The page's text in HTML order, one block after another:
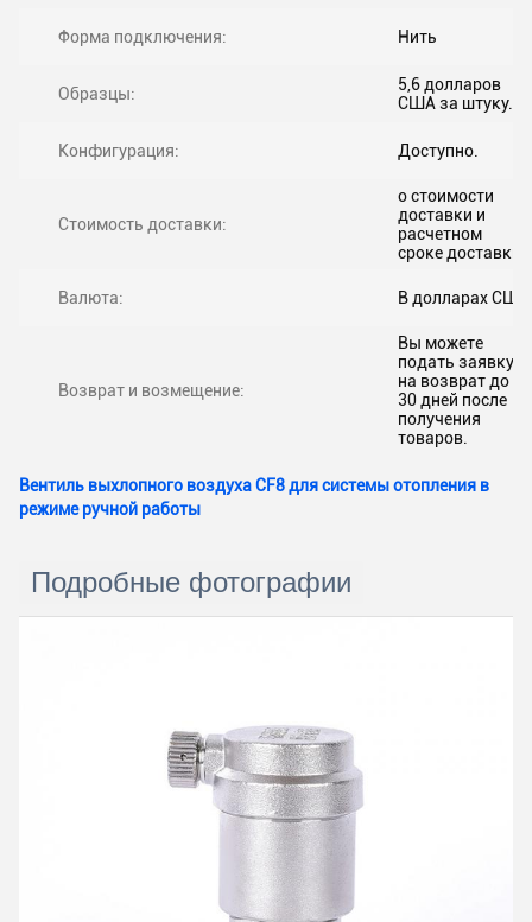
Форма подключения: Нить
Образцы:
5,6 долларов
США за штуку.
Конфигурация: Доступно.
Стоимость доставки:
о стоимости
доставки и
расчетном
сроке доставки.
Валюта: В долларах США
Возврат и возмещение:
Вы можете
подать заявку
на возврат до
30 дней после
получения
товаров.
Вентиль выхлопного воздуха CF8 для системы отопления в
режиме ручной работы
Подробные фотографии